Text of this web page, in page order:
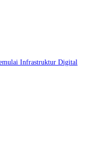
Infrastruktur Digital